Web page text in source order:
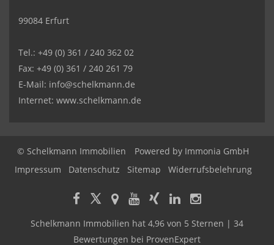
99084 Erfurt
Tel.: +49 (0) 361 / 240 362 02
Fax: +49 (0) 361 / 240 261 79
E-Mail: info@schelkmann.de
Internet: www.schelkmann.de
© Schelkmann Immobilien Powered by Immonia GmbH
Impressum
Datenschutz Sitemap Widerrufsbelehrung
Schelkmann Immobilien hat 4,96 von 5 Sternen | 34
Bewertungen bei ProvenExpert